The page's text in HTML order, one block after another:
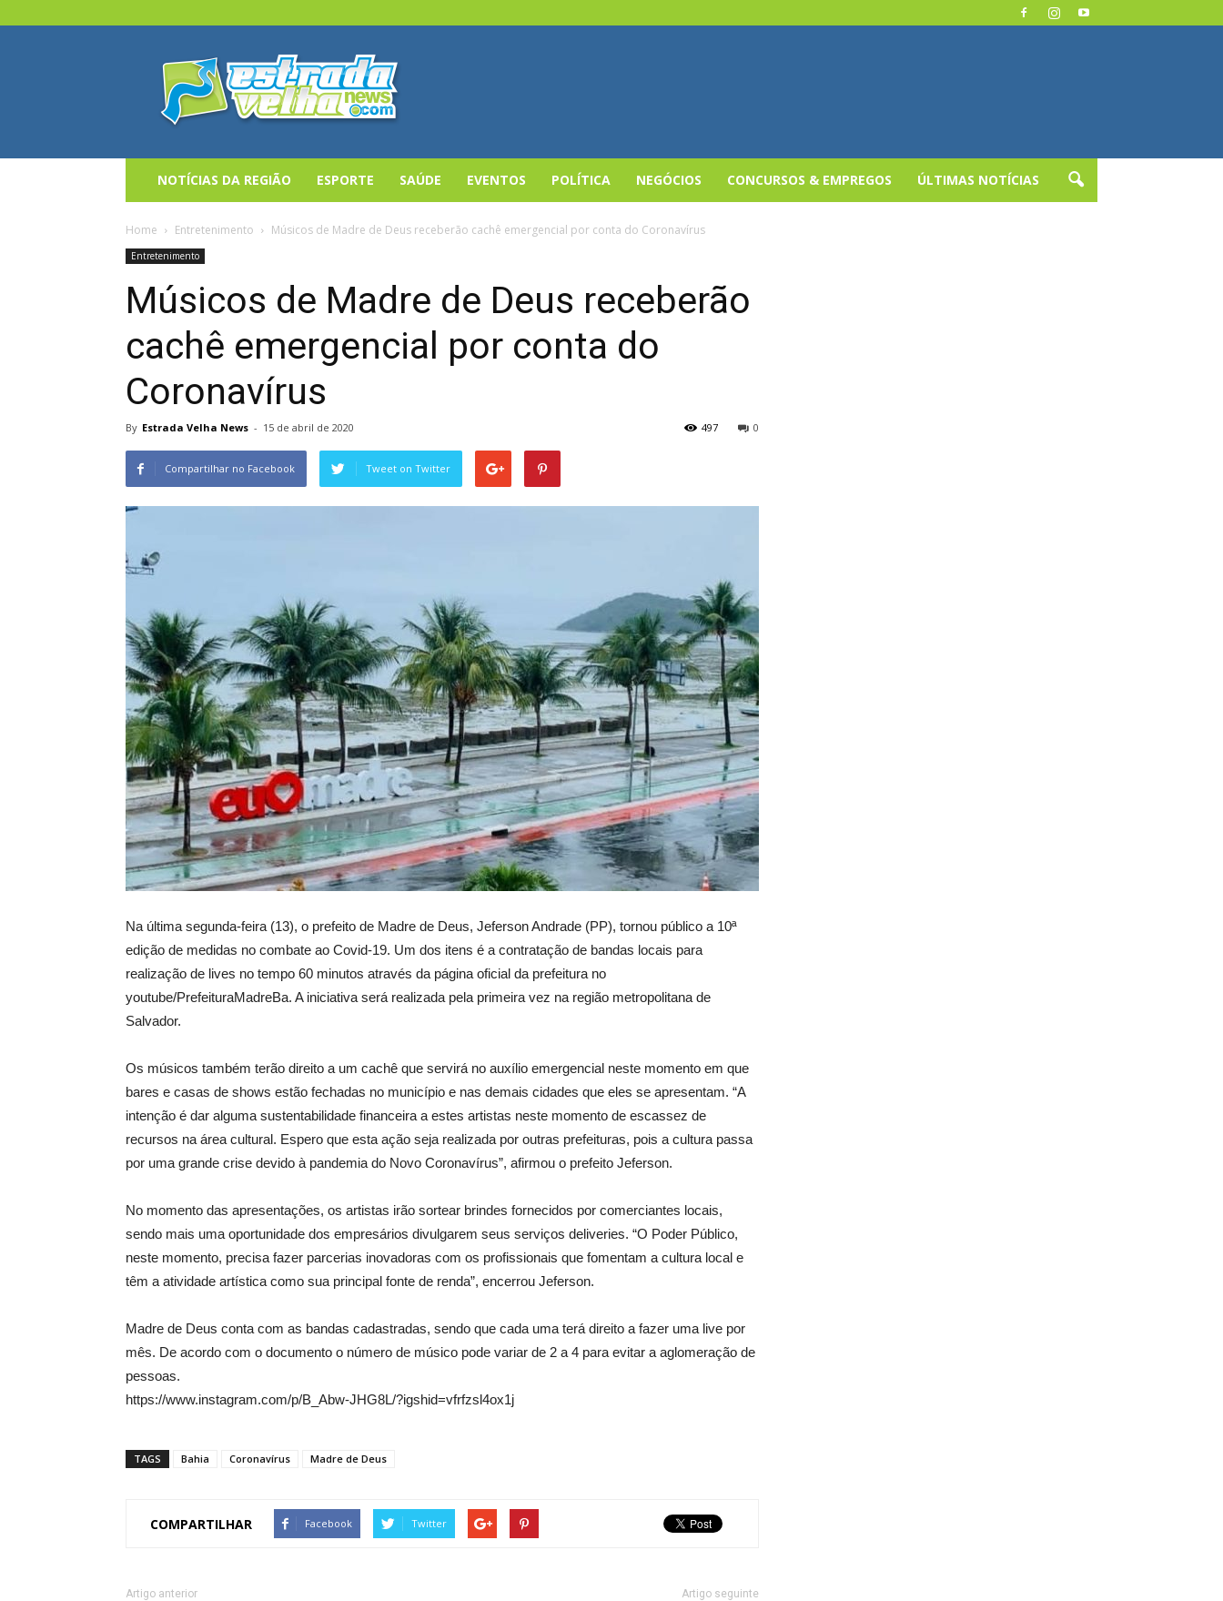
Estrada
Velha
News
NOTÍCIAS DA REGIÃO ESPORTE SAÚDE EVENTOS POLÍTICA NEGÓCIOS CONCURSOS & EMPREGOS ÚLTIMAS NOTÍCIAS
Home Entretenimento Músicos de Madre de Deus receberão cachê emergencial por conta do Coronavírus
Entretenimento
Músicos de Madre de Deus receberão
cachê emergencial por conta do
Coronavírus
By Estrada Velha News - 15 de abril de 2020 0
497
Compartilhar no Facebook Tweet on Twitter
Na última segunda-feira (13), o prefeito de Madre de Deus, Jeferson Andrade (PP), tornou público a 10ª
edição de medidas no combate ao Covid-19. Um dos itens é a contratação de bandas locais para
realização de lives no tempo 60 minutos através da página oficial da prefeitura no
youtube/PrefeituraMadreBa. A iniciativa será realizada pela primeira vez na região metropolitana de
Salvador.
Os músicos também terão direito a um cachê que servirá no auxílio emergencial neste momento em que
bares e casas de shows estão fechadas no município e nas demais cidades que eles se apresentam. “A
intenção é dar alguma sustentabilidade financeira a estes artistas neste momento de escassez de
recursos na área cultural. Espero que esta ação seja realizada por outras prefeituras, pois a cultura passa
por uma grande crise devido à pandemia do Novo Coronavírus”, afirmou o prefeito Jeferson.
No momento das apresentações, os artistas irão sortear brindes fornecidos por comerciantes locais,
sendo mais uma oportunidade dos empresários divulgarem seus serviços deliveries. “O Poder Público,
neste momento, precisa fazer parcerias inovadoras com os profissionais que fomentam a cultura local e
têm a atividade artística como sua principal fonte de renda”, encerrou Jeferson.
Madre de Deus conta com as bandas cadastradas, sendo que cada uma terá direito a fazer uma live por
mês. De acordo com o documento o número de músico pode variar de 2 a 4 para evitar a aglomeração de
pessoas.
https://www.instagram.com/p/B_Abw-JHG8L/?igshid=vfrfzsl4ox1j
TAGS Bahia Coronavírus Madre de Deus
COMPARTILHAR Facebook Twitter
Artigo anterior Artigo seguinte